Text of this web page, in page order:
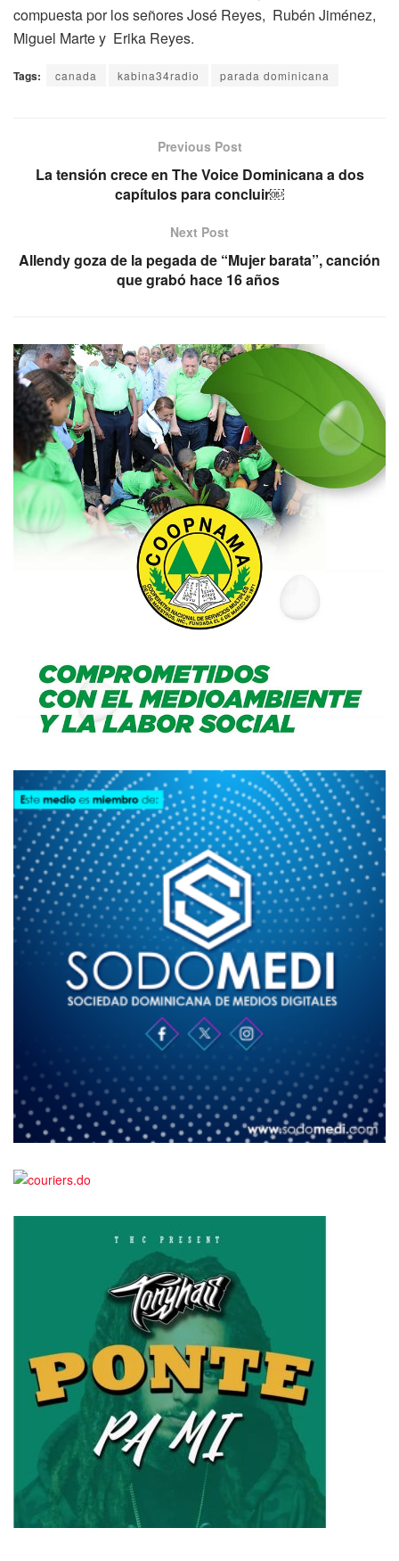
compuesta por los señores José Reyes, Rubén Jiménez,
Miguel Marte y Erika Reyes.
Tags: canada kabina34radio parada dominicana
Previous Post
La tensión crece en The Voice Dominicana a dos
capítulos para concluir￼
Next Post
Allendy goza de la pegada de “Mujer barata”, canción
que grabó hace 16 años